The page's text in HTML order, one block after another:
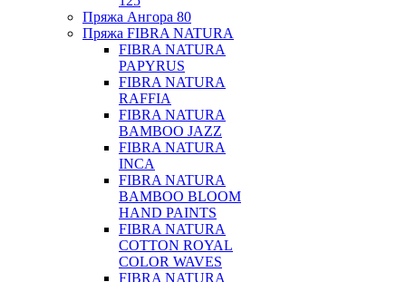
Пряжа Ангора 80
Пряжа FIBRA NATURA
FIBRA NATURA
PAPYRUS
FIBRA NATURA
RAFFIA
FIBRA NATURA
BAMBOO JAZZ
FIBRA NATURA
INCA
FIBRA NATURA
BAMBOO BLOOM
HAND PAINTS
FIBRA NATURA
COTTON ROYAL
COLOR WAVES
FIBRA NATURA